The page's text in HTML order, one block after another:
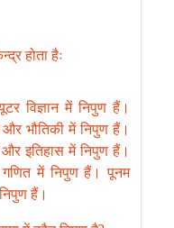
होता हैः
विज्ञान में निपुण हैं।
भौतिकी में निपुण हैं।
इतिहास में निपुण हैं।
में निपुण हैं। पूनम
हैं।